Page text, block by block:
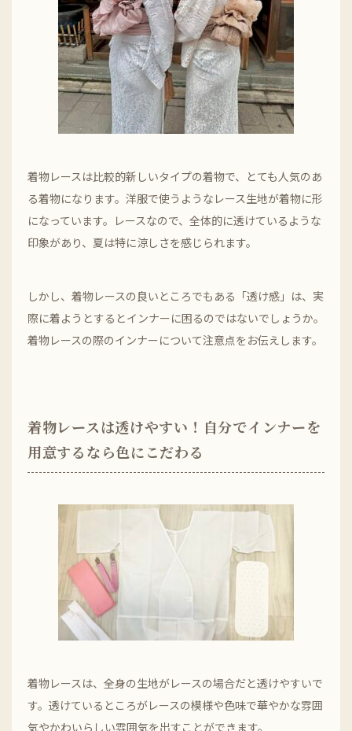
着物レースは比較的新しいタイプの着物で、とても人気のあ
る着物になります。洋服で使うようなレース生地が着物に形
になっています。レースなので、全体的に透けているような
印象があり、夏は特に涼しさを感じられます。
しかし、着物レースの良いところでもある「透け感」は、実
際に着ようとするとインナーに困るのではないでしょうか。
着物レースの際のインナーについて注意点をお伝えします。
着物レースは透けやすい！自分でインナーを
用意するなら色にこだわる
着物レースは、全身の生地がレースの場合だと透けやすいで
す。透けているところがレースの模様や色味で華やかな雰囲
気やかわいらしい雰囲気を出すことができます。